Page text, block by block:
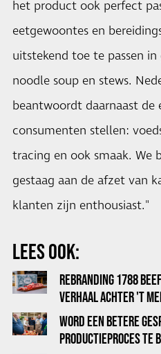
het product ook perfect
eetgewoontes en
uitstekend toe te passen
noodle soup en stews.
beantwoordt daarnaast de
consumenten stellen:
tracing en ook smaak. We
gestaag aan de afzet van
klanten zijn enthousiast."
LEES OOK:
REBRANDING 1788
VERHAAL ACHTER 'T
WORD EEN BETERE
PRODUCTIEPROCES TE